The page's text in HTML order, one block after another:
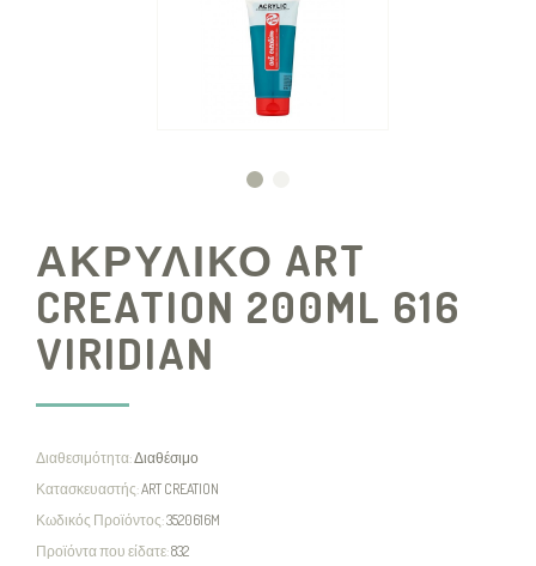
ΑΚΡΥΛΙΚΟ ART
CREATION 200ML 616
VIRIDIAN
Διαθεσιμότητα:Διαθέσιμο
Κατασκευαστής:ART CREATION
Κωδικός Προϊόντος:3520616M
Προϊόντα που είδατε:832